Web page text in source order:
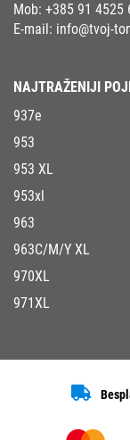
Mob: +385 91 4525
E-mail: info@tvoj-
NAJTRAŽENIJI
937e
953
953 XL
953xl
963
963C/M/Y XL
970XL
971XL